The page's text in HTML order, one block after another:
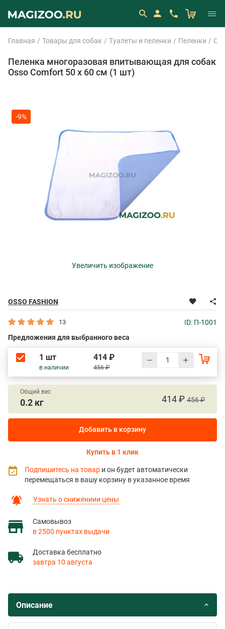
Главная Товары для собак Туалеты и пеленки Пеленки
Пеленка многоразовая впитывающая для собак
Osso Comfort 50 х 60 см (1 шт)
OSSO FASHION
-9%
Увеличить изображение
13
ID: П-1001
Предложения для выбранного веса
1 шт
в наличии
414 ₽
456 ₽
Узнать о снижениии цены
Самовывоз
в 2500 пунктах выдачи
Доставка бесплатно
завтра 10 августа
Общий вес
0.2 кг 414 ₽ 456 ₽
Добавить в корзину
Купить в 1 клик
Подпишитесь на товар и он будет автоматически
перемещаться в вашу корзину в указанное время
Описание